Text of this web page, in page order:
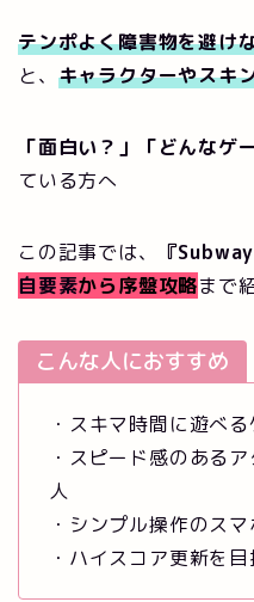
テンポよく障害物を避け
と、 キャラクターやスキ
「面白い？」「どんなゲ
ている方へ
この記事では、 『
自要素から序盤攻略まで
こんな人におすすめ
・スキマ時間に遊べ
・スピード感のある
人
・シンプル操作のス
・ハイスコア更新を